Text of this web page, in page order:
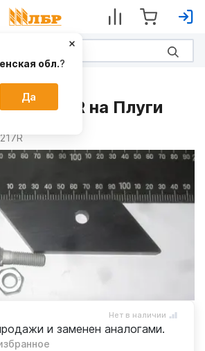
на Плуги
Нет в наличии
и заменен аналогами.
обл.?
Да